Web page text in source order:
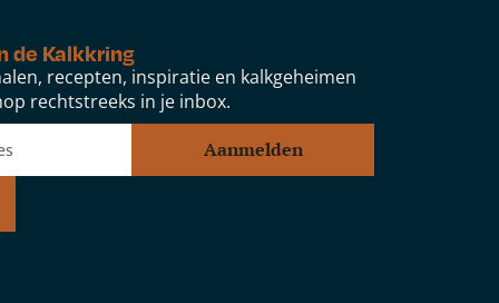
de Kalkkring
recepten, inspiratie en kalkgeheimen
rechtstreeks in je inbox.
Aanmelden